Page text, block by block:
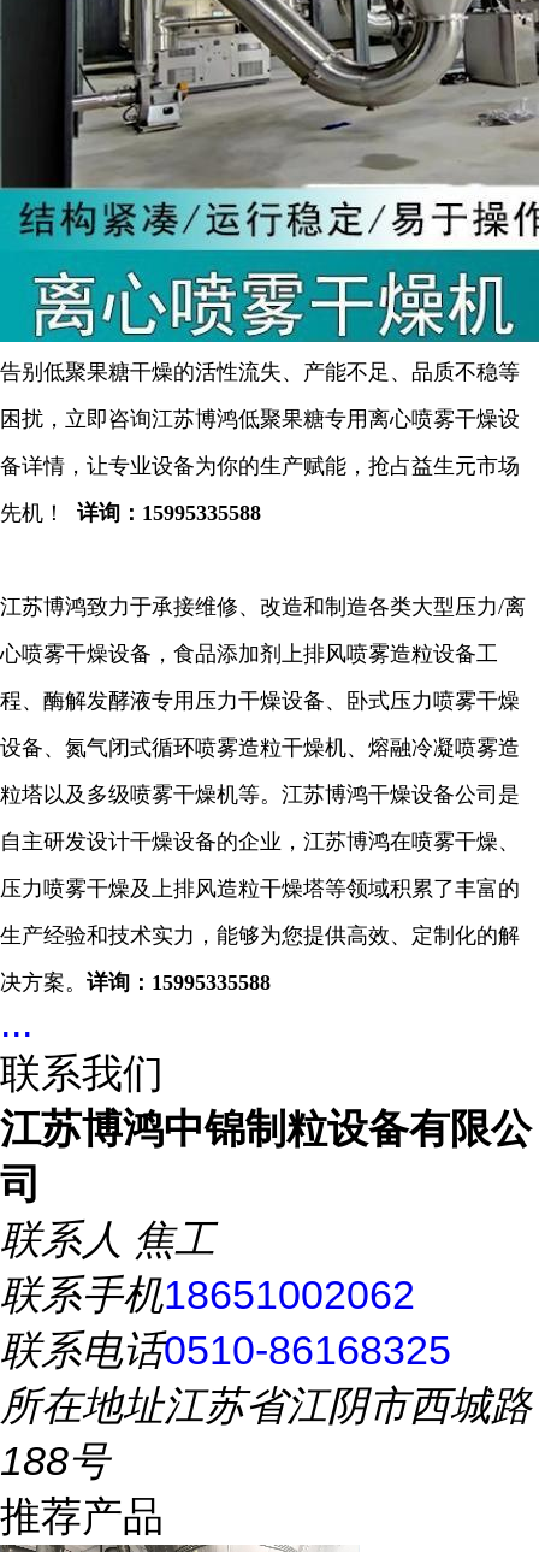
告别低聚果糖干燥的活性流失、产能不足、品质不稳等
困扰，立即咨询江苏博鸿低聚果糖专用离心喷雾干燥设
备详情，让专业设备为你的生产赋能，抢占益生元市场
先机！
详询： 15995335588
江苏博鸿致力于承接维修、改造和制造各类大型压力/离
心喷雾干燥设备，食品添加剂上排风喷雾造粒设备工
程、酶解发酵液专用压力干燥设备、卧式压力喷雾干燥
设备、氮气闭式循环喷雾造粒干燥机、熔融冷凝喷雾造
粒塔以及多级喷雾干燥机等。江苏博鸿干燥设备公司是
自主研发设计干燥设备的企业，江苏博鸿在喷雾干燥、
压力喷雾干燥及上排风造粒干燥塔等领域积累了丰富的
生产经验和技术实力，能够为您提供高效、定制化的解
决方案。 详询： 15995335588
...
联系我们
江苏博鸿中锦制粒设备有限公
司
联系人 焦工
联系手机18651002062
联系电话0510-86168325
所在地址江苏省江阴市西城路
188号
推荐产品